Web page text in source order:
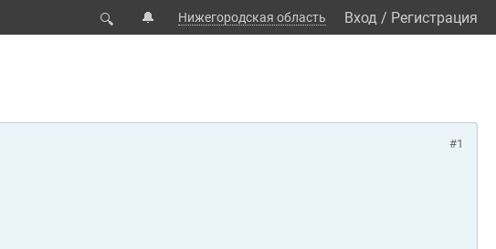
🔍 🔔 Нижегородская область Вход / Регистрация
#1